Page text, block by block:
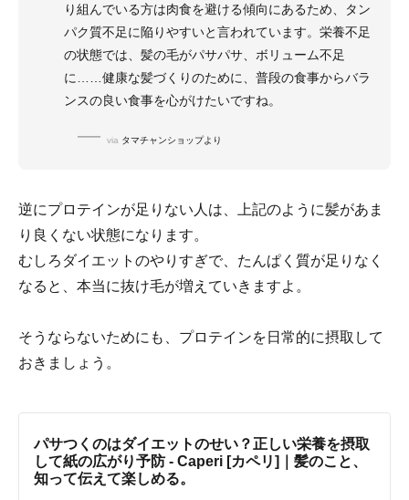
り組んでいる方は肉食を避ける傾向にあるため、タン
パク質不足に陥りやすいと言われています。栄養不足
の状態では、髪の毛がパサパサ、ボリューム不足
に……健康な髪づくりのために、普段の食事からバラ
ンスの良い食事を心がけたいですね。
via タマチャンショップより
逆にプロテインが足りない人は、上記のように髪があま
り良くない状態になります。
むしろダイエットのやりすぎで、たんぱく質が足りなく
なると、本当に抜け毛が増えていきますよ。
そうならないためにも、プロテインを日常的に摂取して
おきましょう。
パサつくのはダイエットのせい？正しい栄養を摂取
して紙の広がり予防 - Caperi [カペリ]｜髪のこと、
知って伝えて楽しめる。